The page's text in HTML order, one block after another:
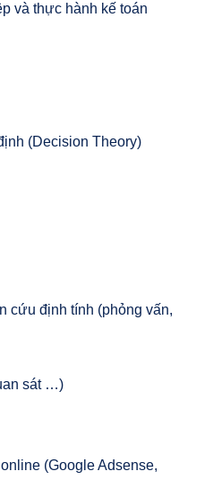
và thực hành kế toán
(Decision Theory)
cứu định tính (phỏng vấn,
sát …)
(Google Adsense,